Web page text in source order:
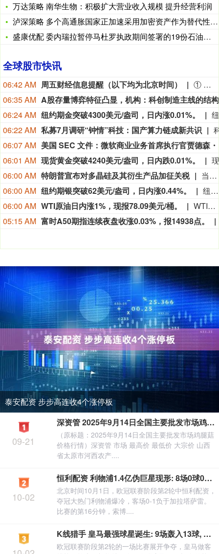
万达策略 南华生物：积极扩大营业收入规模 提升经营利润
泸深策略 ​多个高通胀国家正加速采用加密资产作为替代性储值工
盛康优配 委内瑞拉暂停马杜罗执政期间签署的19份石油合同
全球股市快讯
06:42 AM 周五财经信息提醒（以下均为北京时间）
① 时间待定 中国7月进出口与贸易帐； ② 14:00 德国6月工业产出； ③ 20:30 美国7月非农就业报告（含就业人口、失业率、平均每小时工资），加拿大7月就业报告； ④ 22:00 美国里士满联储主席Barkin（2027年FOMC票委）参加一场炉边闲聊，预计将谈及经济等问题； ⑤ 次日03:00 美国6月消费信贷； ⑥ 周日00:45 美联储理事、负责金融监管事务的副主席鲍曼在“2026年CEO与高级管理峰会与年会”的间隙参加一场线上炉边闲聊； ⑦ 周日 CIES 2026第十六届中国国际储能大会开幕（8月9-11日）； ⑧ 周日09:30 中国7月CPI、PPI； ⑨ 周日可能发布 中国1-7月社会融资规模增量、新增人民币贷款、M2等货币供应。
06:35 AM
06:24 AM 纽约期金突破4300美元/盎司，日内涨0.01%。
06:22 AM 私募7月调研“钟情”科技：国产算力链成新共识
06:07 AM
06:01 AM 现货黄金突破4240美元/盎司，日内跌0.01%。
06:00 AM 特朗普宣布对多晶硅及其衍生产品加征关税
当地时间8月6日，美国总统特朗普签署行政令，依据《1962年贸易扩展法》第232条，对进口多晶硅及其衍生产品采取最低进口价格和额外关税措施，以支持美国国内多晶硅、半导体和太阳能供应链。公告规定，最低进口价格分别为：多晶硅每公斤21美元；多晶硅锭和晶圆每公斤100美元；太阳能电池每瓦0.22美元；太阳能组件每瓦0.38美元。同时，美国将对公告附件所列多晶硅锭及相关衍生产品加征15%的从价关税。相关措施将自2026年12月4日美国东部时间凌晨12时01分起生效。公告还授权商务部建立“回流美国”激励计划。企业如承诺在美国建设、翻新或扩建多晶硅、硅锭、晶圆或太阳能电池生产设施，并在2029年1月20日前开工，可申请部分进口设备和相关产品免缴第232条关税。（央视新闻）
06:00 AM 纽约期银突破62美元/盎司，日内涨0.44%。
纽约期银突破62美元/盎司，日内涨0.44%。
06:00 AM WTI原油日内涨1%，现报78.09美元/桶。
WTI原油日内涨1%，现报78.09美元/桶。
05:15 AM 富时A50期指连续夜盘收涨0.03%，报14938点。
泰安配资 步步高连收4个涨停板
深资管 2025年9月14日全国主要批发市场鸡腿菇价格行情
（原标题：2025年9月14日全国主要批发市场鸡腿菇
价格行情）深资管 市场 最高价 最低价 大宗价 山西
省太原市河西农产....
09-21
恒利配资 利物浦1.4亿伪巨星现形: 8场0球0助! 把索博挤到右后卫, 小麦替补
北京时间10月1日，欧冠联赛阶段第2轮中恒利配资，
夺冠大热门利物浦爆冷，客场0-1负于加拉塔萨雷。
比赛的第16分钟，索博....
10-02
K线猎手 皇马最强球星诞生: 9场轰入13球, 他让维尼修斯黯然失色
欧冠联赛阶段第2轮的一场比赛展开争夺，皇马做客